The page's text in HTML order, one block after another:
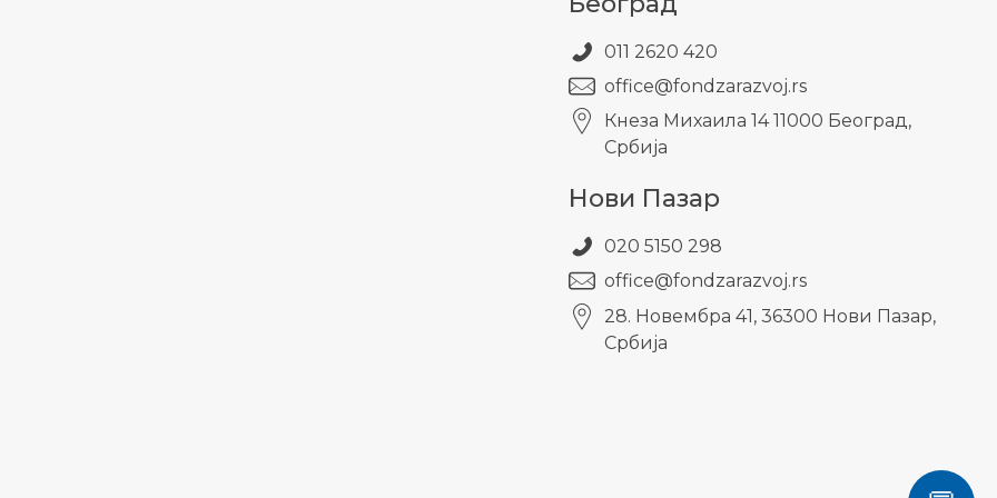
011 2620 420
office@fondzarazvoj.rs
Кнезa Михаила 14 11000 Београд,
Србија
Нови Пазар
020 5150 298
office@fondzarazvoj.rs
28. Новембра 41, 36300 Нови Пазар,
Србија